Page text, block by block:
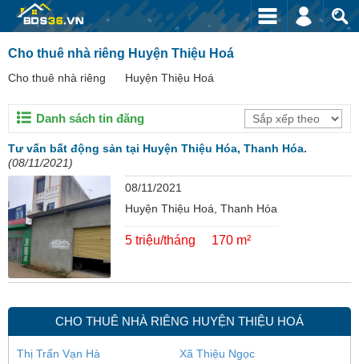
Cho thuê nhà riêng Huyện Thiệu Hoá
Cho thuê nhà riêng Huyện Thiệu Hoá
Danh sách tin đăng
Tư vấn bất động sản tại Huyện Thiệu Hóa, Thanh Hóa.
(08/11/2021)
08/11/2021
Huyện Thiệu Hoá, Thanh Hóa
5 triệu/tháng 170 m²
CHO THUÊ NHÀ RIÊNG HUYỆN THIỆU HOÁ
Thị Trấn Vạn Hà
Xã Thiệu Ngọc